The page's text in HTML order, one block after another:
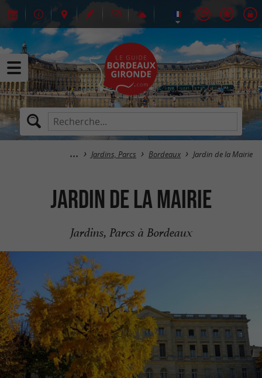
Jardins, Parcs Bordeaux Jardin de la Mairie
Jardin de la Mairie
Jardins, Parcs à Bordeaux